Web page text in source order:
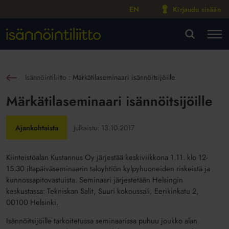
EN Kirjaudu sisään
Isännöintiliitto : Märkätilaseminaari isännöitsijöille
Märkätilaseminaari isännöitsijöille
Ajankohtaista Julkaistu: 13.10.2017
Kiinteistöalan Kustannus Oy järjestää keskiviikkona 1.11. klo 12-
15.30 iltapäiväseminaarin taloyhtiön kylpyhuoneiden riskeistä ja
kunnossapitovastuista. Seminaari järjestetään Helsingin
keskustassa: Tekniskan Salit, Suuri kokoussali, Eerikinkatu 2,
00100 Helsinki.
Isännöitsijöille tarkoitetussa seminaarissa puhuu joukko alan